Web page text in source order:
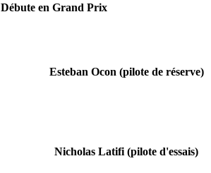
Débute en Grand Prix
Esteban Ocon (pilote de réserve)
Nicholas Latifi (pilote d'essais)